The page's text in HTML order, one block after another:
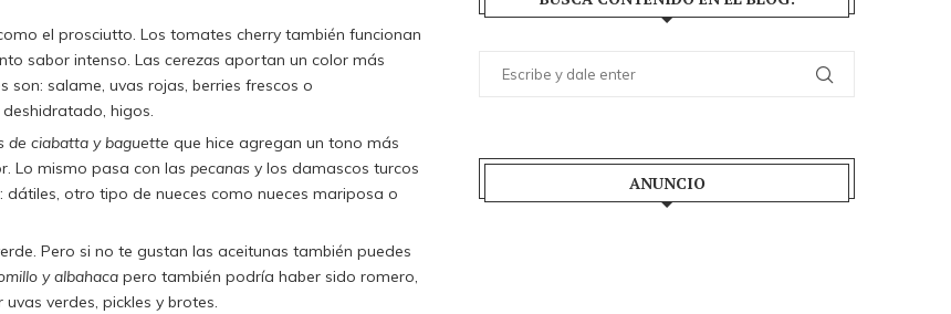
el prosciutto. Los tomates cherry también funcionan
sabor intenso. Las cerezas aportan un color más
salame, uvas rojas, berries frescos o
higos.
de ciabatta y baguette que hice agregan un tono más
Lo mismo pasa con las pecanas y los damascos turcos
otro tipo de nueces como nueces mariposa o
Pero si no te gustan las aceitunas también puedes
y albahaca pero también podría haber sido romero,
verdes, pickles y brotes.
ANUNCIO